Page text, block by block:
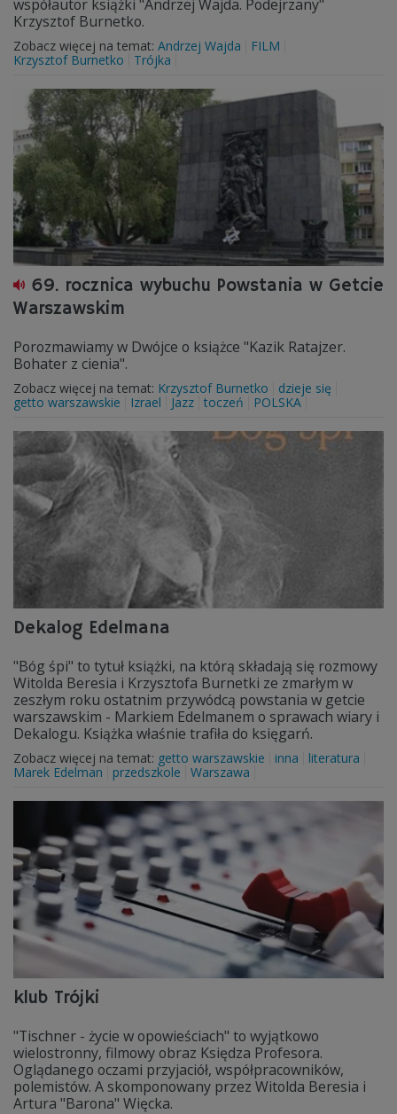
współautor książki "Andrzej Wajda. Podejrzany"
Krzysztof Burnetko.
Zobacz więcej na temat: Andrzej Wajda
FILM
Krzysztof Burnetko
Trójka
69. rocznica wybuchu Powstania w Getcie
Warszawskim
Porozmawiamy w Dwójce o książce "Kazik Ratajzer.
Bohater z cienia".
Zobacz więcej na temat: Krzysztof Burnetko
dzieje się
getto warszawskie
Izrael Jazz toczeń POLSKA
Dekalog Edelmana
"Bóg śpi" to tytuł książki, na którą składają się rozmowy
Witolda Beresia i Krzysztofa Burnetki ze zmarłym w
zeszłym roku ostatnim przywódcą powstania w getcie
warszawskim - Markiem Edelmanem o sprawach wiary i
Dekalogu. Książka właśnie trafiła do księgarń.
Zobacz więcej na temat: getto warszawskie inna
literatura
Marek Edelman
przedszkole Warszawa
klub Trójki
"Tischner - życie w opowieściach" to wyjątkowo
wielostronny, filmowy obraz Księdza Profesora.
Oglądanego oczami przyjaciół, współpracowników,
polemistów. A skomponowany przez Witolda Beresia i
Artura "Barona" Więcka.